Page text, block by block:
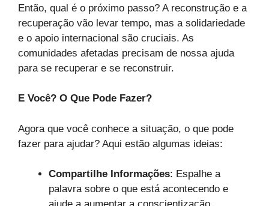
Então, qual é o próximo passo? A reconstrução e a
recuperação vão levar tempo, mas a solidariedade
e o apoio internacional são cruciais. As
comunidades afetadas precisam de nossa ajuda
para se recuperar e se reconstruir.
E Você? O Que Pode Fazer?
Agora que você conhece a situação, o que pode
fazer para ajudar? Aqui estão algumas ideias:
Compartilhe Informações: Espalhe a
palavra sobre o que está acontecendo e